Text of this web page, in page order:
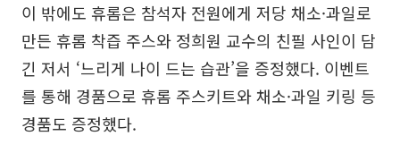
이 밖에도 휴롬은 참석자 전원에게 저당 채소·과일로
만든 휴롬 착즙 주스와 정희원 교수의 친필 사인이 담
긴 저서 ‘느리게 나이 드는 습관’을 증정했다. 이벤트
를 통해 경품으로 휴롬 주스키트와 채소·과일 키링 등
경품도 증정했다.